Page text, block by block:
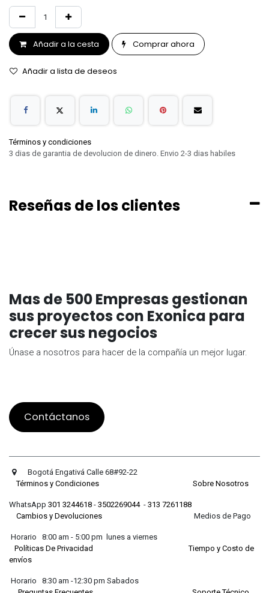
Añadir a la cesta Comprar ahora
Añadir a lista de deseos
Términos y condiciones
3 dias de garantia de devolucion de dinero. Envio 2-3 dias habiles
Reseñas de los clientes
Mas de 500 Empresas gestionan
sus proyectos con Exonica para
crecer sus negocios
Únase a nosotros para hacer de la compañía un mejor lugar.
Contáctanos
Bogotá Engativá Calle 68#92-22
Términos y Condiciones
Sobre Nosotros
WhatsApp 301 3244618 - 3502269044- 313 7261188
Cambios y Devoluciones Medios de Pago
Horario 8:00 am - 5:00 pm lunes a viernes
Políticas De Privacidad
Tiempo y Costo de
envíos
Horario 8:30 am -12:30 pm Sabados